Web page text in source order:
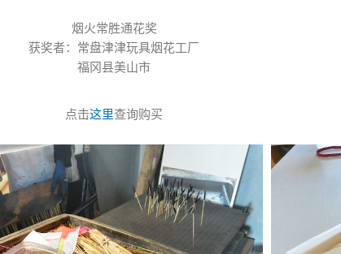
烟火常胜通花奖
获奖者：常盘津津玩具烟花工厂
福冈县美山市
点击这里查询购买